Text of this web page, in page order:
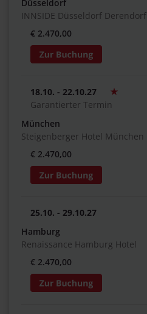
Düsseldorf
INNSIDE Düsseldorf Derendorf
€ 2.470,00
18.10. - 22.10.27
Garantierter Termin
München
Steigenberger Hotel München
€ 2.470,00
25.10. - 29.10.27
Hamburg
Renaissance Hamburg Hotel
€ 2.470,00